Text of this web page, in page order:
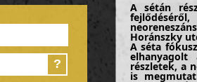
?
A sétán
Horánszky
A séta
részletek, a
is